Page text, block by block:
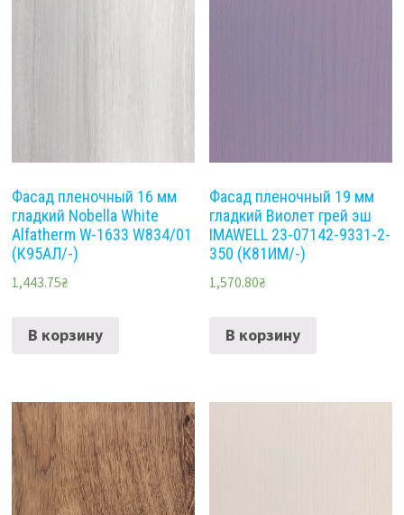
Фасад пленочный 16 мм
гладкий Nobella White
Alfatherm W-1633 W834/01
(К95АЛ/-)
1,443.75₴
В корзину
Фасад пленочный 19 мм
гладкий Виолет грей эш
IMAWELL 23-07142-9331-2-
350 (К81ИМ/-)
1,570.80₴
В корзину